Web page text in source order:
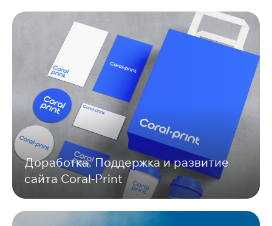
Доработка. Поддержка и развитие
сайта Coral-Print